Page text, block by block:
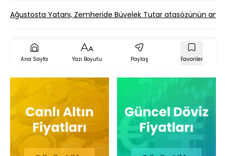
Ağustosta Yatanı, Zemheride Büvelek Tutar atasözünün
Ana Sayfa Yazı Boyutu Paylaş Favoriler